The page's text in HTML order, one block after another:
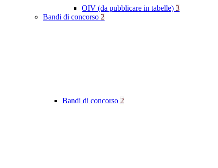
OIV (da pubblicare in tabelle) 3
Bandi di concorso 2
Bandi di concorso 2